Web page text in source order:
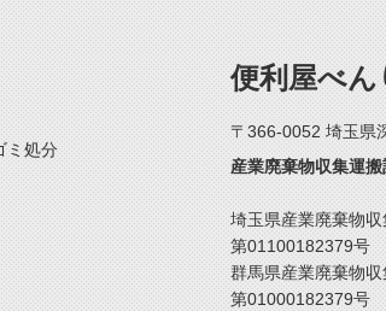
ミ処分
便利屋べ
〒366-0052 埼玉県
産業廃棄物収集運搬
埼玉県産業廃棄物
第01100182379号
群馬県産業廃棄物
第01000182379号